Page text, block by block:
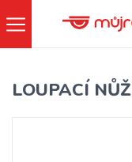
LOUPACÍ